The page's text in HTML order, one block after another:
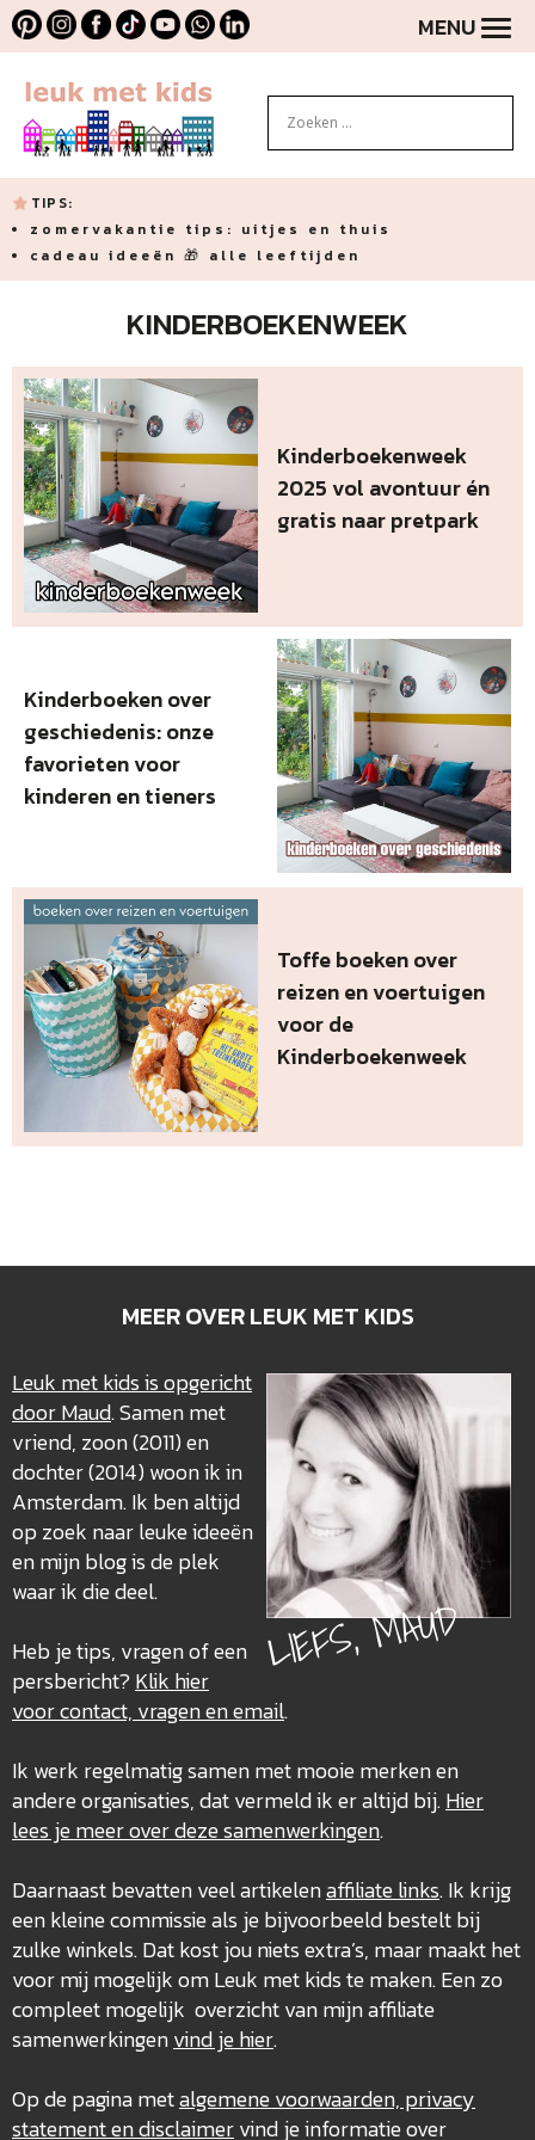
MENU
TIPS:
zomervakantie tips: uitjes en thuis
cadeau ideeën 🎁 alle leeftijden
KINDERBOEKENWEEK
Kinderboekenweek
2025 vol avontuur én
gratis naar pretpark
Kinderboeken over
geschiedenis: onze
favorieten voor
kinderen en tieners
Toffe boeken over
reizen en voertuigen
voor de
Kinderboekenweek
MEER OVER LEUK MET KIDS
LIEFS, MAUD
Leuk met kids is opgericht
door Maud. Samen met
vriend, zoon (2011) en
dochter (2014) woon ik in
Amsterdam. Ik ben altijd
op zoek naar leuke ideeën
en mijn blog is de plek
waar ik die deel.
Heb je tips, vragen of een
persbericht?Klik hier
voor contact, vragen en email.
Ik werk regelmatig samen met mooie merken en
andere organisaties, dat vermeld ik er altijd bij.Hier
lees je meer over dezesamenwerkingen.
Daarnaast bevatten veel artikelenaffiliate links. Ik krijg
een kleine commissie als je bijvoorbeeld bestelt bij
zulke winkels. Dat kost jou niets extra’s, maar maakt het
voor mij mogelijk om Leuk met kids te maken. Een zo
compleet mogelijk overzicht van mijn affiliate
samenwerkingenvind je hier.
Op de pagina metalgemene voorwaarden, privacy
statement en disclaimervind je informatie over